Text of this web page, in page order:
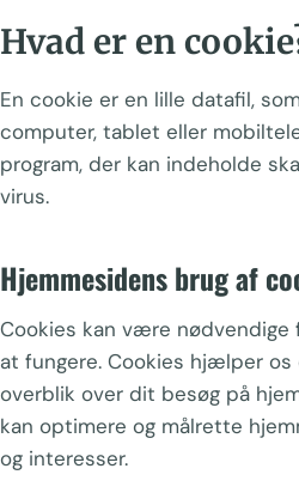
Hvad er en
En cookie er en lille datafil,
computer, tablet eller
program, der kan indeholde
virus.
Hjemmesidens brug af
Cookies kan være
at fungere. Cookies hjælper
overblik over dit besøg på
kan optimere og målrette
og interesser.